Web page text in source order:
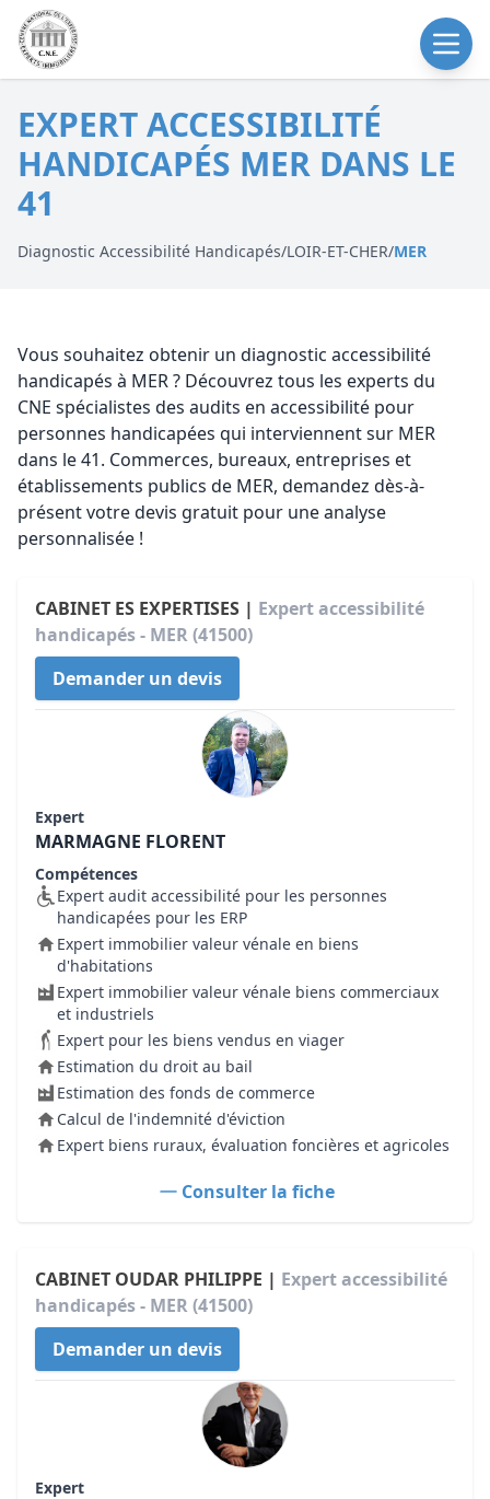
EXPERT ACCESSIBILITÉ
HANDICAPÉS MER DANS LE
41
Diagnostic Accessibilité Handicapés/LOIR-ET-CHER/MER
Vous souhaitez obtenir un diagnostic accessibilité
handicapés à MER ? Découvrez tous les experts du
CNE spécialistes des audits en accessibilité pour
personnes handicapées qui interviennent sur MER
dans le 41. Commerces, bureaux, entreprises et
établissements publics de MER, demandez dès-à-
présent votre devis gratuit pour une analyse
personnalisée !
CABINET ES EXPERTISES | Expert accessibilité
handicapés - MER (41500)
Demander un devis
Expert
MARMAGNE FLORENT
Compétences
Expert audit accessibilité pour les personnes
handicapées pour les ERP
Expert immobilier valeur vénale en biens
d'habitations
Expert immobilier valeur vénale biens commerciaux
et industriels
Expert pour les biens vendus en viager
Estimation du droit au bail
Estimation des fonds de commerce
Calcul de l'indemnité d'éviction
Expert biens ruraux, évaluation foncières et agricoles
Consulter la fiche
CABINET OUDAR PHILIPPE | Expert accessibilité
handicapés - MER (41500)
Demander un devis
Expert